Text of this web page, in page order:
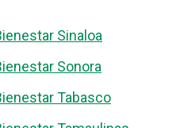
Sinaloa
Sonora
Tabasco